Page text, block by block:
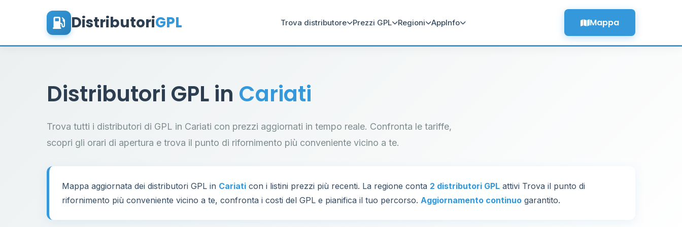
DistributoriGPL Trova distributore Prezzi GPL Regioni AppInfo Mappa
Distributori GPL in Cariati
Trova tutti i distributori di GPL in Cariati con prezzi aggiornati in tempo reale. Confronta le tariffe,
scopri gli orari di apertura e trova il punto di rifornimento più conveniente vicino a te.
Mappa aggiornata dei distributori GPL in Cariati con i listini prezzi più recenti. La regione conta 2 distributori GPL attivi Trova il punto di
rifornimento più conveniente vicino a te, confronta i costi del GPL e pianifica il tuo percorso. Aggiornamento continuo garantito.
32